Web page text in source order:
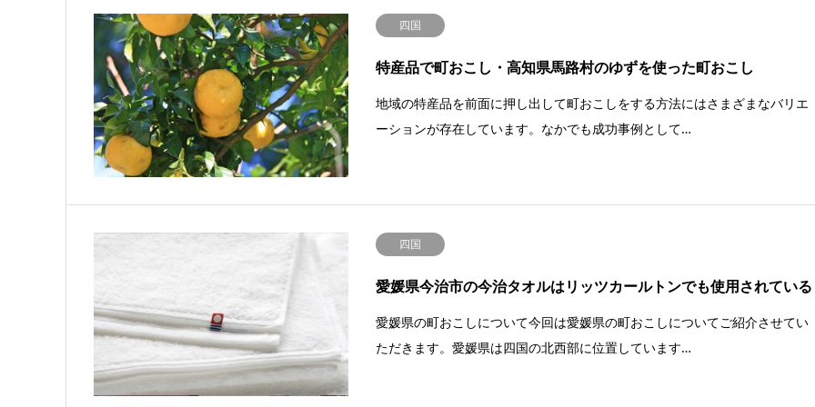
四国
特産品で町おこし・高知県馬路村のゆずを使った町おこし
地域の特産品を前面に押し出して町おこしをする方法にはさまざまなバリエ
ーションが存在しています。なかでも成功事例として…
四国
愛媛県今治市の今治タオルはリッツカールトンでも使用されている
愛媛県の町おこしについて今回は愛媛県の町おこしについてご紹介させてい
ただきます。愛媛県は四国の北西部に位置しています…